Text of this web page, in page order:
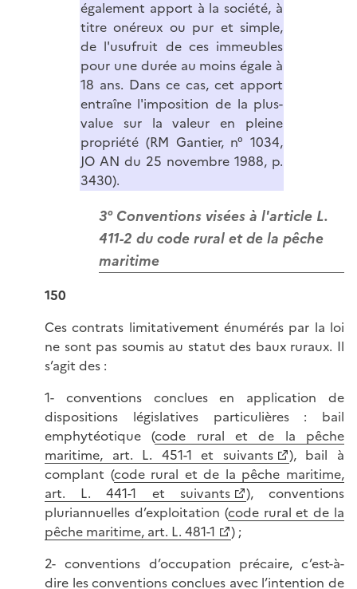
également apport à la société, à
titre onéreux ou pur et simple,
de l'usufruit de ces immeubles
pour une durée au moins égale à
18 ans. Dans ce cas, cet apport
entraîne l'imposition de la plus-
value sur la valeur en pleine
propriété (RM Gantier, n° 1034,
JO AN du 25 novembre 1988, p.
3430).
3° Conventions visées à l'article L.
411-2 du code rural et de la pêche
maritime
150
Ces contrats limitativement énumérés par la loi
ne sont pas soumis au statut des baux ruraux. Il
s’agit des :
1- conventions conclues en application de
dispositions législatives particulières : bail
emphytéotique (code rural et de la pêche
maritime, art. L. 451-1 et suivants
), bail à
complant (code rural et de la pêche maritime,
art. L. 441-1 et suivants
), conventions
pluriannuelles d’exploitation (code rural et de la
pêche maritime, art. L. 481-1
) ;
2- conventions d’occupation précaire, c’est-à-
dire les conventions conclues avec l’intention de